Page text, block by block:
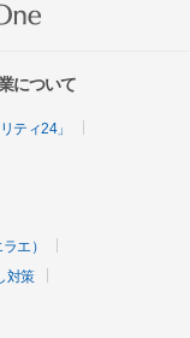
について
ティ24」
エ）
対策